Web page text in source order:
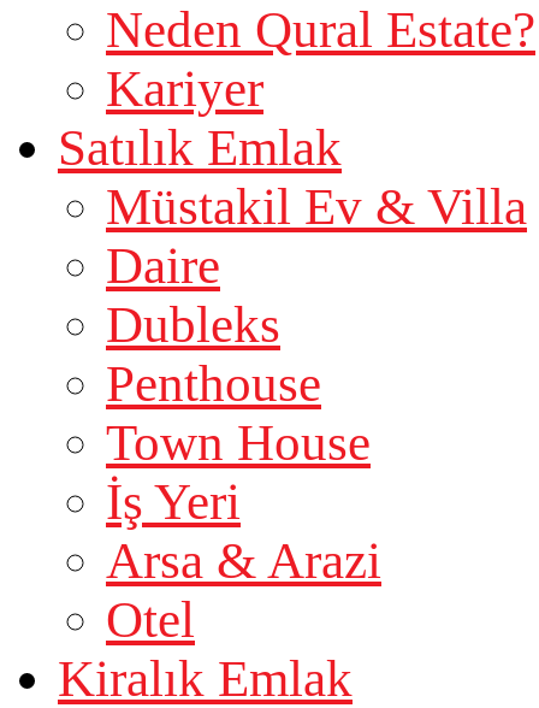
Neden Qural Estate?
Kariyer
Satılık Emlak
Müstakil Ev & Villa
Daire
Dubleks
Penthouse
Town House
İş Yeri
Arsa & Arazi
Otel
Kiralık Emlak